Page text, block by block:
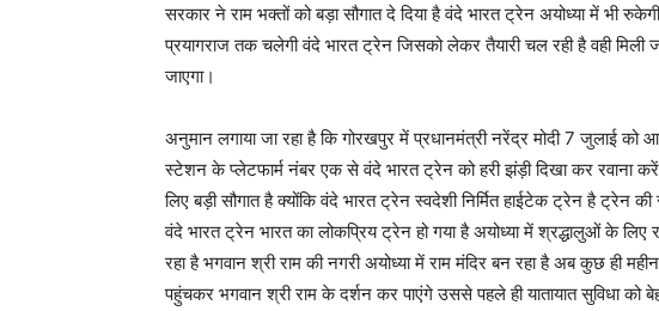
सरकार ने राम भक्तों को बड़ा सौगात दे दिया है वंदे भारत ट्रेन अयोध्या में भी
प्रयागराज तक चलेगी वंदे भारत ट्रेन जिसको लेकर तैयारी चल रही है वही
जाएगा।
अनुमान लगाया जा रहा है कि गोरखपुर में प्रधानमंत्री नरेंद्र मोदी 7 जुलाई
स्टेशन के प्लेटफार्म नंबर एक से वंदे भारत ट्रेन को हरी झंड़ी दिखा कर रवाना
लिए बड़ी सौगात है क्योंकि वंदे भारत ट्रेन स्वदेशी निर्मित हाईटेक ट्रेन है ट्रेन
वंदे भारत ट्रेन भारत का लोकप्रिय ट्रेन हो गया है अयोध्या में श्रद्धालुओं के लिए
रहा है भगवान श्री राम की नगरी अयोध्या में राम मंदिर बन रहा है अब कुछ ही
पहुंचकर भगवान श्री राम के दर्शन कर पाएंगे उससे पहले ही यातायात सुविधा को